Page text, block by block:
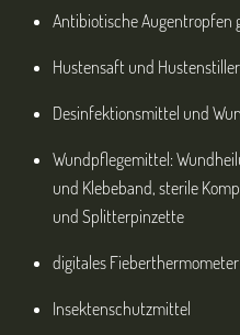
Antibiotische Augentropfen
Hustensaft und Hustenstiller
Desinfektionsmittel und
Wundpflegemittel:
und Klebeband, sterile
und Splitterpinzette
digitales Fieberthermometer
Insektenschutzmittel